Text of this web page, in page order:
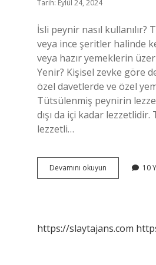
Tarih: Eylül 24, 2024
İsli peynir nasıl
veya ince şeritler halinde
veya hazır yemeklerin
Yenir? Kişisel zevke göre
özel davetlerde ve özel
Tütsülenmiş peynirin
dışı da içi kadar
lezzetli…
Devamını okuyun
Çerkez
10
https://slaytajans.com